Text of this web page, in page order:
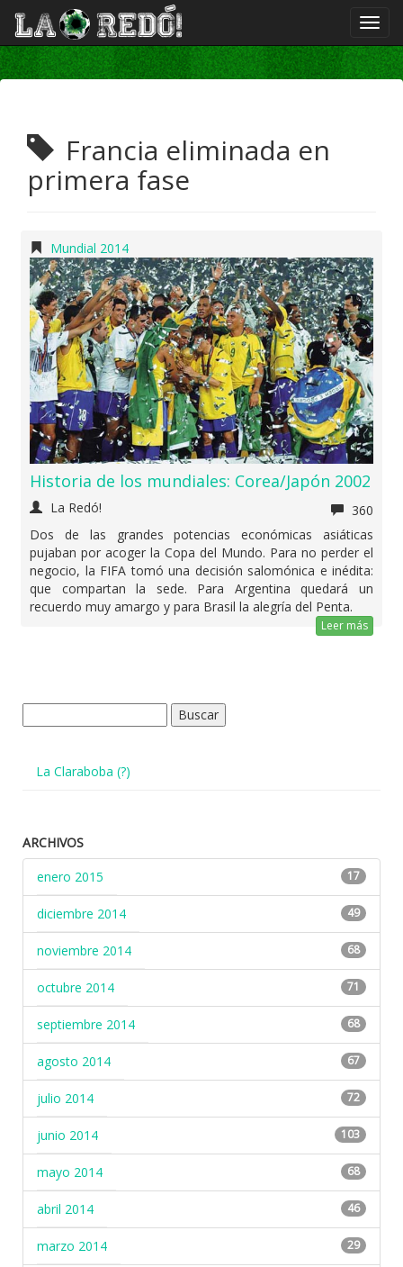
Francia eliminada en
primera fase
Mundial 2014
Historia de los mundiales: Corea/Japón 2002
La Redó!
360
Dos de las grandes potencias económicas asiáticas
pujaban por acoger la Copa del Mundo. Para no perder el
negocio, la FIFA tomó una decisión salomónica e inédita:
que compartan la sede. Para Argentina quedará un
recuerdo muy amargo y para Brasil la alegría del Penta.
Leer más
La Claraboba (?)
ARCHIVOS
enero 2015
17
diciembre 2014 49
noviembre 2014 68
octubre 2014 71
septiembre 2014 68
agosto 2014 67
julio 2014 72
junio 2014 103
mayo 2014 68
abril 2014 46
marzo 2014 29